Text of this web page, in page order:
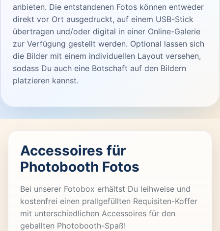
anbieten. Die entstandenen Fotos können entweder
direkt vor Ort ausgedruckt, auf einem USB-Stick
übertragen und/oder digital in einer Online-Galerie
zur Verfügung gestellt werden. Optional lassen sich
die Bilder mit einem individuellen Layout versehen,
sodass Du auch eine Botschaft auf den Bildern
platzieren kannst.
Accessoires für
Photobooth Fotos
Bei unserer Fotobox erhältst Du leihweise und
kostenfrei einen prallgefüllten Requisiten-Koffer
mit unterschiedlichen Accessoires für den
geballten Photobooth-Spaß!